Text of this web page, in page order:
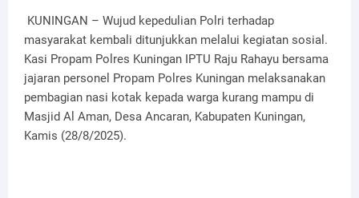
KUNINGAN – Wujud kepedulian Polri terhadap
masyarakat kembali ditunjukkan melalui kegiatan sosial.
Kasi Propam Polres Kuningan IPTU Raju Rahayu bersama
jajaran personel Propam Polres Kuningan melaksanakan
pembagian nasi kotak kepada warga kurang mampu di
Masjid Al Aman, Desa Ancaran, Kabupaten Kuningan,
Kamis (28/8/2025).